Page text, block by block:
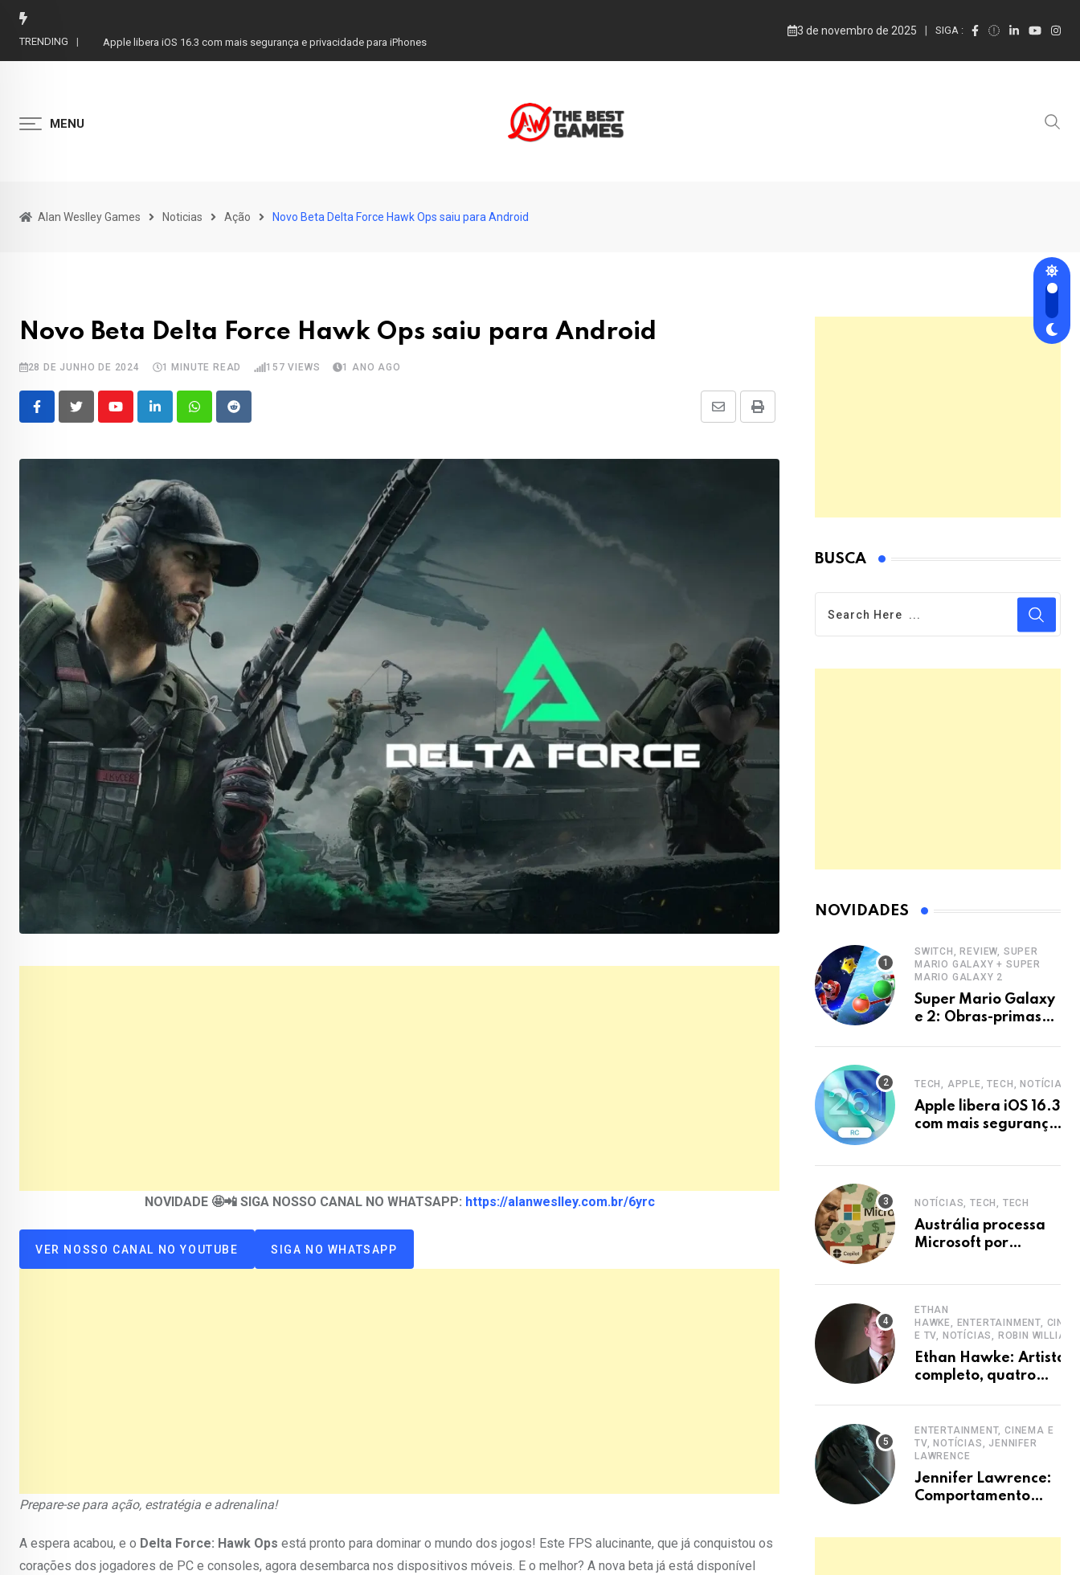
Skip
TRENDING Austrália processa Microsoft por ocultar planos 365 sem aumento e Copilot
3 de novembro de 2025 SIGA :
MENU
Alan Weslley Games Noticias Ação Novo Beta Delta Force Hawk Ops saiu para Android
Novo Beta Delta Force Hawk Ops saiu para Android
28 DE JUNHO DE 2024 1 MINUTE READ 157 VIEWS 1 ANO AGO
YoutubeLinkedInWhatsappReddit Print
Share
Email
NOVIDADE 🤩📲 SIGA NOSSO CANAL NO WHATSAPP: https://alanweslley.com.br/6yrc
VER NOSSO CANAL NO YOUTUBE SIGA NO WHATSAPP
Prepare-se para ação, estratégia e adrenalina!
A espera acabou, e o Delta Force: Hawk Ops está pronto para dominar o mundo dos jogos! Este FPS alucinante, que já conquistou os
corações dos jogadores de PC e consoles, agora desembarca nos dispositivos móveis. E o melhor? A nova beta já está disponível
BUSCA
NOVIDADES
SWITCH, REVIEW, SUPER
MARIO GALAXY + SUPER
MARIO GALAXY 2
Super Mario Galaxy
e 2: Obras-primas
TECH, APPLE, TECH, NOTÍCIAS
Apple libera iOS 16.3
com mais segurança
NOTÍCIAS, TECH, TECH
Austrália processa
Microsoft por
ETHAN
HAWKE, ENTERTAINMENT,
E TV, NOTÍCIAS, ROBIN
Ethan Hawke: Artista
completo, quatro
ENTERTAINMENT, CINEMA E
TV, NOTÍCIAS, JENNIFER
LAWRENCE
Jennifer Lawrence:
Comportamento